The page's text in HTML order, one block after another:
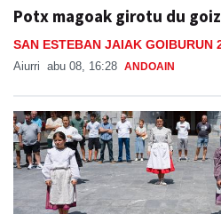
Potx magoak girotu du
SAN ESTEBAN JAIAK GOIBURUN
Aiurri abu 08, 16:28 ANDOAIN